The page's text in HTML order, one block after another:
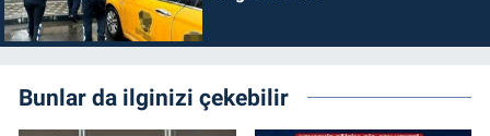
Bunlar da ilginizi çekebilir